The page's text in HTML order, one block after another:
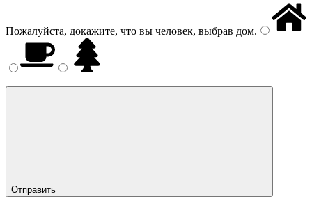
Пожалуйста, докажите, что вы человек, выбрав дом.
Отправить